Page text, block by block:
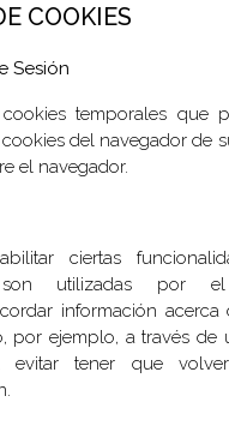
COOKIES
Sesión
temporales que
del navegador de
el navegador.
ciertas
son utilizadas por
información acerca
por ejemplo, a través de
evitar tener que